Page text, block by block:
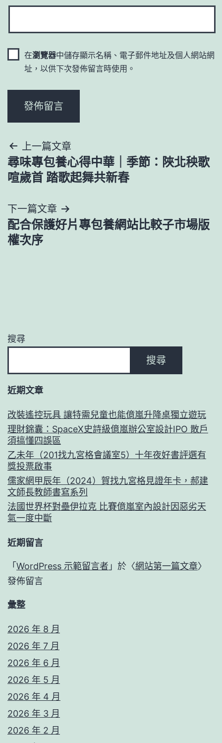
在瀏覽器中儲存顯示名稱、電子郵件地址及個人網站網
址，以供下次發佈留言時使用。
文
章
覽
上一篇文章
尋味專包養心得中華｜季節：陜北秧歌
喧歲首 踏歌起舞共新春
下一篇文章
配合保護好片專包養網站比較子市場版
權次序
搜尋
搜尋
近期文章
改裝遙控玩具 讓特需兒童也能億嵐升降桌獨立遊玩
理財錦囊：SpaceX史詩級億嵐辦公室設計IPO 散戶
須搞懂四誤區
乙未年（201找九宮格會議室5）十年夜好書評選有
獎投票啟事
儒家網甲辰年（2024）賀找九宮格見證年卡，郝建
文師長教師書寫系列
法國世界杯對壘伊拉克 比賽億嵐室內設計因惡劣天
氣一度中斷
近期留言
「 WordPress 示範留言者 」於〈網站第一篇文章〉
發佈留言
彙整
2026 年 8 月
2026 年 7 月
2026 年 6 月
2026 年 5 月
2026 年 4 月
2026 年 3 月
2026 年 2 月